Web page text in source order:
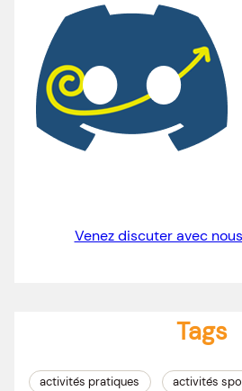
Venez discuter avec
Tags
activités pratiques activités